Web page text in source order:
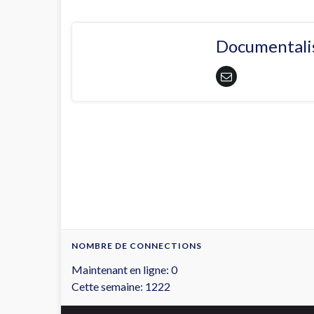
NOMBRE DE CONNECTIONS
Maintenant en ligne: 0
Cette semaine: 1222